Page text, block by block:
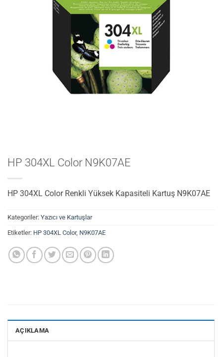
HP 304XL Color N9K07AE
HP 304XL Color Renkli Yüksek Kapasiteli Kartuş N9K07AE
Kategoriler: Yazıcı ve Kartuşlar
Etiketler: HP 304XL Color, N9K07AE
AÇIKLAMA